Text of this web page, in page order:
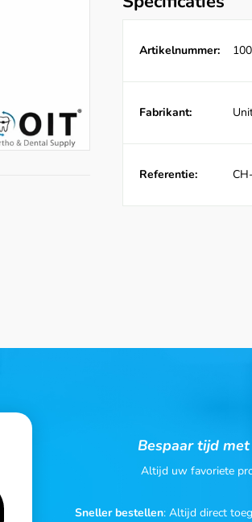
Artikelnummer:
Fabrikant:
Referentie:
Bespaar tijd
Altijd uw favoriete
Sneller bestellen: Altijd direct